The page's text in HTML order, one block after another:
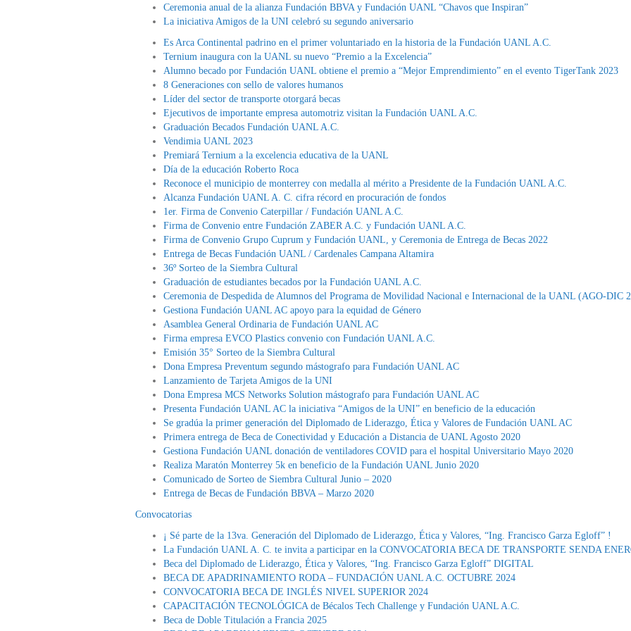
Ceremonia anual de la alianza Fundación BBVA y Fundación UANL “Chavos que Inspiran”
La iniciativa Amigos de la UNI celebró su segundo aniversario
Es Arca Continental padrino en el primer voluntariado en la historia de la Fundación UANL A.C.
Ternium inaugura con la UANL su nuevo “Premio a la Excelencia”
Alumno becado por Fundación UANL obtiene el premio a “Mejor Emprendimiento” en el evento TigerTank 2023
8 Generaciones con sello de valores humanos
Líder del sector de transporte otorgará becas
Ejecutivos de importante empresa automotriz visitan la Fundación UANL A.C.
Graduación Becados Fundación UANL A.C.
Vendimia UANL 2023
Premiará Ternium a la excelencia educativa de la UANL
Día de la educación Roberto Roca
Reconoce el municipio de monterrey con medalla al mérito a Presidente de la Fundación UANL A.C.
Alcanza Fundación UANL A. C. cifra récord en procuración de fondos
1er. Firma de Convenio Caterpillar / Fundación UANL A.C.
Firma de Convenio entre Fundación ZABER A.C. y Fundación UANL A.C.
Firma de Convenio Grupo Cuprum y Fundación UANL, y Ceremonia de Entrega de Becas 2022
Entrega de Becas Fundación UANL / Cardenales Campana Altamira
36º Sorteo de la Siembra Cultural
Graduación de estudiantes becados por la Fundación UANL A.C.
Ceremonia de Despedida de Alumnos del Programa de Movilidad Nacional e Internacional de la UANL (AGO-DIC
Gestiona Fundación UANL AC apoyo para la equidad de Género
Asamblea General Ordinaria de Fundación UANL AC
Firma empresa EVCO Plastics convenio con Fundación UANL A.C.
Emisión 35° Sorteo de la Siembra Cultural
Dona Empresa Preventum segundo mástografo para Fundación UANL AC
Lanzamiento de Tarjeta Amigos de la UNI
Dona Empresa MCS Networks Solution mástografo para Fundación UANL AC
Presenta Fundación UANL AC la iniciativa “Amigos de la UNI” en beneficio de la educación
Se gradúa la primer generación del Diplomado de Liderazgo, Ética y Valores de Fundación UANL AC
Primera entrega de Beca de Conectividad y Educación a Distancia de UANL Agosto 2020
Gestiona Fundación UANL donación de ventiladores COVID para el hospital Universitario Mayo 2020
Realiza Maratón Monterrey 5k en beneficio de la Fundación UANL Junio 2020
Comunicado de Sorteo de Siembra Cultural Junio – 2020
Entrega de Becas de Fundación BBVA – Marzo 2020
Convocatorias
¡ Sé parte de la 13va. Generación del Diplomado de Liderazgo, Ética y Valores, “Ing. Francisco Garza Egloff” !
La Fundación UANL A. C. te invita a participar en la CONVOCATORIA BECA DE TRANSPORTE SENDA
Beca del Diplomado de Liderazgo, Ética y Valores, “Ing. Francisco Garza Egloff” DIGITAL
BECA DE APADRINAMIENTO RODA – FUNDACIÓN UANL A.C. OCTUBRE 2024
CONVOCATORIA BECA DE INGLÉS NIVEL SUPERIOR 2024
CAPACITACIÓN TECNOLÓGICA de Bécalos Tech Challenge y Fundación UANL A.C.
Beca de Doble Titulación a Francia 2025